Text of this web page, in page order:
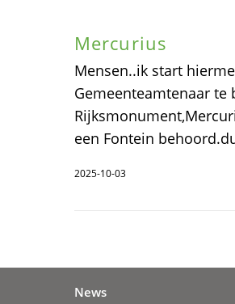
Mercurius
Mensen..ik start
Gemeenteamtenaar
een Fontein
2025-10-03
News